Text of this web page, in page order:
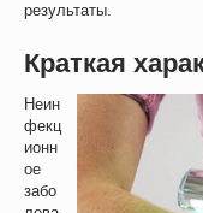
результаты.
Краткая
Неин
фекц
ионн
ое
забо